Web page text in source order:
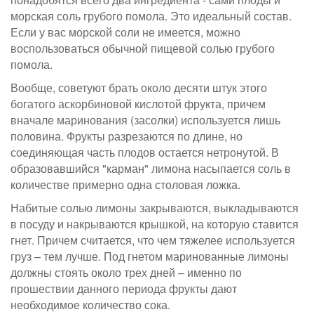
морская соль грубого помола. Это идеальный состав.
Если у вас морской соли не имеется, можно
воспользоваться обычной пищевой солью грубого
помола.
Вообще, советуют брать около десяти штук этого
богатого аскорбиновой кислотой фрукта, причем
вначале маринования (засолки) используется лишь
половина. Фрукты разрезаются по длине, но
соединяющая часть плодов остается нетронутой. В
образовавшийся "карман" лимона насыпается соль в
количестве примерно одна столовая ложка.
Набитые солью лимоны закрываются, выкладываются
в посуду и накрываются крышкой, на которую ставится
гнет. Причем считается, что чем тяжелее используется
груз – тем лучше. Под гнетом маринованные лимоны
должны стоять около трех дней – именно по
прошествии данного периода фрукты дают
необходимое количество сока.